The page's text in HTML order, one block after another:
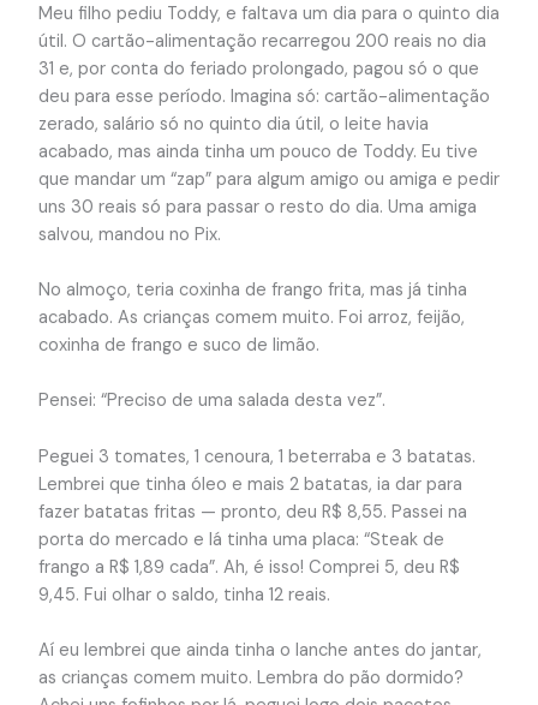
Meu filho pediu Toddy, e faltava um dia para o quinto dia
útil. O cartão-alimentação recarregou 200 reais no dia
31 e, por conta do feriado prolongado, pagou só o que
deu para esse período. Imagina só: cartão-alimentação
zerado, salário só no quinto dia útil, o leite havia
acabado, mas ainda tinha um pouco de Toddy. Eu tive
que mandar um “zap” para algum amigo ou amiga e pedir
uns 30 reais só para passar o resto do dia. Uma amiga
salvou, mandou no Pix.
No almoço, teria coxinha de frango frita, mas já tinha
acabado. As crianças comem muito. Foi arroz, feijão,
coxinha de frango e suco de limão.
Pensei: “Preciso de uma salada desta vez”.
Peguei 3 tomates, 1 cenoura, 1 beterraba e 3 batatas.
Lembrei que tinha óleo e mais 2 batatas, ia dar para
fazer batatas fritas — pronto, deu R$ 8,55. Passei na
porta do mercado e lá tinha uma placa: “Steak de
frango a R$ 1,89 cada”. Ah, é isso! Comprei 5, deu R$
9,45. Fui olhar o saldo, tinha 12 reais.
Aí eu lembrei que ainda tinha o lanche antes do jantar,
as crianças comem muito. Lembra do pão dormido?